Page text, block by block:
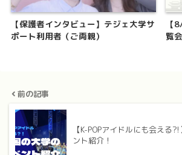
【保護者インタビュー】テジェ大学サ
ポート利用者（ご両親）
【
覧会
前の記事
【K-POPアイドルにも会える
ント紹介！